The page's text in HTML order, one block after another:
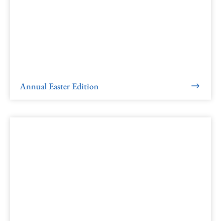
Annual Easter Edition